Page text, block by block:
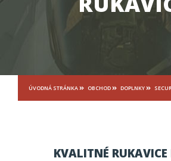
ÚVODNÁ STRÁNKA OBCHOD DOPLNKY
KVALITNÉ RUKAVICE